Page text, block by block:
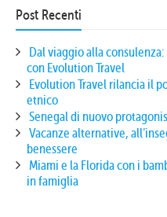
Post Recenti
Dal viaggio alla
con Evolution Travel
Evolution Travel rilancia il
etnico
Senegal di nuovo
Vacanze alternative,
benessere
Miami e la Florida con i
in famiglia